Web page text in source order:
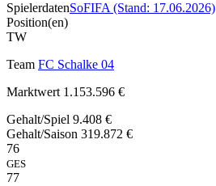
SpielerdatenSoFIFA (Stand: 17.06.2026)
Position(en)
TW
Team FC Schalke 04
Marktwert1.153.596 €
Gehalt/Spiel 9.408 €
Gehalt/Saison 319.872 €
76
GES
77